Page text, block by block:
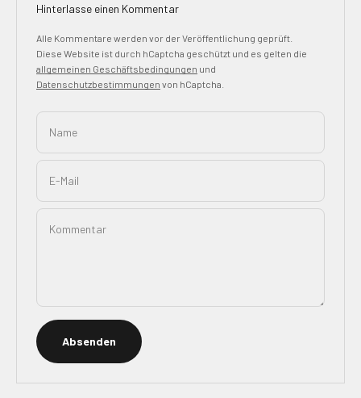
Hinterlasse einen Kommentar
Alle Kommentare werden vor der Veröffentlichung geprüft.
Diese Website ist durch hCaptcha geschützt und es gelten die
allgemeinen Geschäftsbedingungen und
Datenschutzbestimmungen von hCaptcha.
Name
E-Mail
Kommentar
Absenden